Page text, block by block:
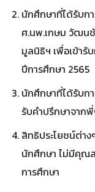
นักศึกษาที่ได้รับก
ศ.นพ.เกษม วัฒน
มูลนิธิฯ เพื่อเข้ารั
ปีการศึกษา 2565
นักศึกษาที่ได้รับก
รับคำปรึกษาจา
สิทธิประโยชน์ต่า
นักศึกษา ไม่มีคุณ
การศึกษา